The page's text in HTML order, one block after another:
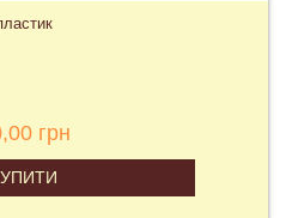
грн